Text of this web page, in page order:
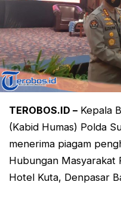
TEROBOS.ID – Kepala
(Kabid Humas) Polda
menerima piagam
Hubungan
Hotel Kuta, Denpasar